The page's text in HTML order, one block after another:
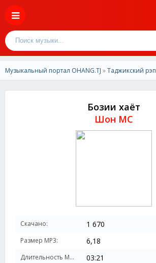
Музыкальный портал OHANG.TJ »Таджикский рэп
Бозии хаёт
Шон МС
Скачано: 1 670
Размер MP3: 6,18
Длительность MP3: 03:21